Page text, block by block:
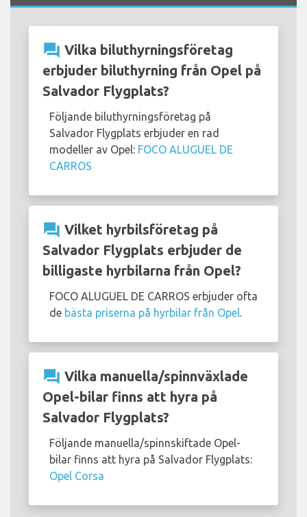
question_answer Vilka biluthyrningsföretag
erbjuder biluthyrning från Opel på
Salvador Flygplats?
Följande biluthyrningsföretag på
Salvador Flygplats erbjuder en rad
modeller av Opel: FOCO ALUGUEL DE
CARROS
question_answer Vilket hyrbilsföretag på
Salvador Flygplats erbjuder de
billigaste hyrbilarna från Opel?
FOCO ALUGUEL DE CARROS erbjuder ofta
de bästa priserna på hyrbilar från Opel
question_answer Vilka manuella/spinnväxlade
Opel-bilar finns att hyra på
Salvador Flygplats?
Följande manuella/spinnskiftade Opel-
bilar finns att hyra på Salvador Flygplats:
Opel Corsa